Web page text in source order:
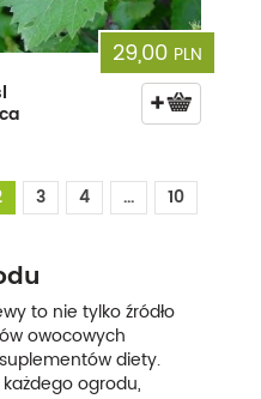
29,00 PLN
3 4 ... 10
to nie tylko źródło
owocowych
diety.
ogrodu,